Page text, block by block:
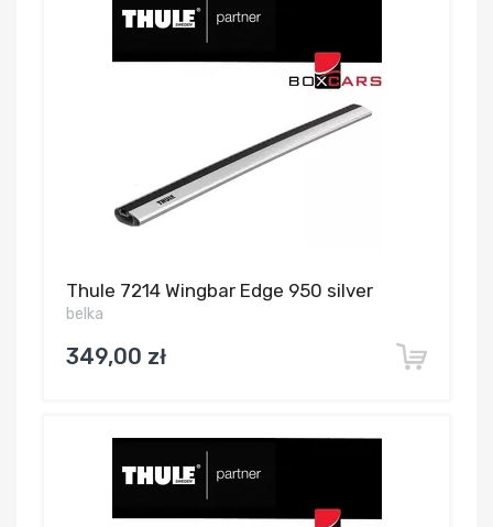
Thule 7214 Wingbar Edge 950 silver
belka
349,00 zł